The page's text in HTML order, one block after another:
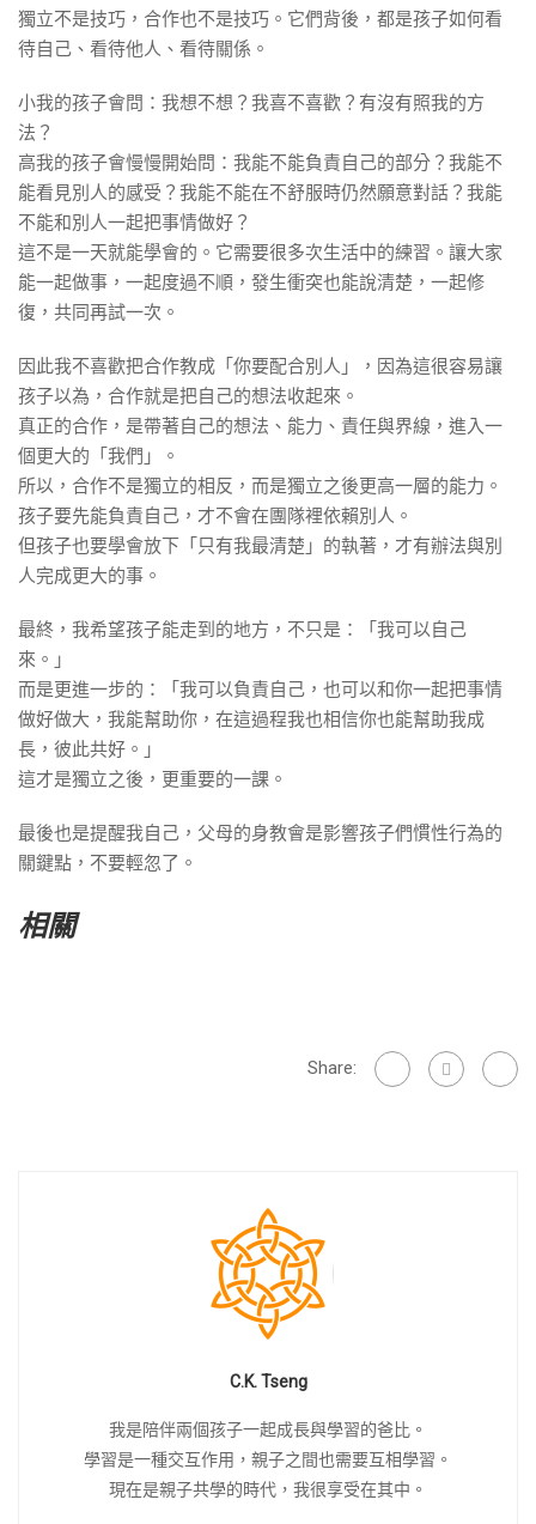
獨立不是技巧，合作也不是技巧。它們背後，都是孩子如何看
待自己、看待他人、看待關係。
小我的孩子會問：我想不想？我喜不喜歡？有沒有照我的方
法？
高我的孩子會慢慢開始問：我能不能負責自己的部分？我能不
能看見別人的感受？我能不能在不舒服時仍然願意對話？我能
不能和別人一起把事情做好？
這不是一天就能學會的。它需要很多次生活中的練習。讓大家
能一起做事，一起度過不順，發生衝突也能說清楚，一起修
復，共同再試一次。
因此我不喜歡把合作教成「你要配合別人」，因為這很容易讓
孩子以為，合作就是把自己的想法收起來。
真正的合作，是帶著自己的想法、能力、責任與界線，進入一
個更大的「我們」。
所以，合作不是獨立的相反，而是獨立之後更高一層的能力。
孩子要先能負責自己，才不會在團隊裡依賴別人。
但孩子也要學會放下「只有我最清楚」的執著，才有辦法與別
人完成更大的事。
最終，我希望孩子能走到的地方，不只是：「我可以自己
來。」
而是更進一步的：「我可以負責自己，也可以和你一起把事情
做好做大，我能幫助你，在這過程我也相信你也能幫助我成
長，彼此共好。」
這才是獨立之後，更重要的一課。
最後也是提醒我自己，父母的身教會是影響孩子們慣性行為的
關鍵點，不要輕忽了。
相關
Share:
C.K. Tseng
我是陪伴兩個孩子一起成長與學習的爸比。
學習是一種交互作用，親子之間也需要互相學習。
現在是親子共學的時代，我很享受在其中。